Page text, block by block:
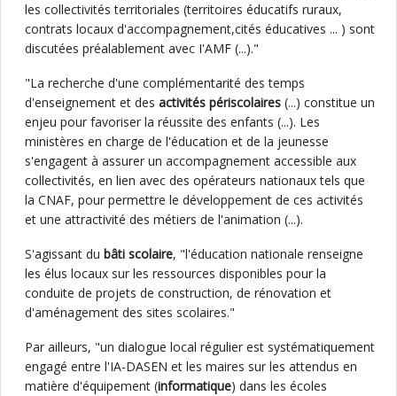
les collectivités territoriales (territoires éducatifs ruraux,
contrats locaux d'accompagnement,cités éducatives ... ) sont
discutées préalablement avec I'AMF (...)."
"La recherche d'une complémentarité des temps
d'enseignement et des activités périscolaires (...) constitue un
enjeu pour favoriser la réussite des enfants (...). Les
ministères en charge de l'éducation et de la jeunesse
s'engagent à assurer un accompagnement accessible aux
collectivités, en lien avec des opérateurs nationaux tels que
la CNAF, pour permettre le développement de ces activités
et une attractivité des métiers de l'animation (...).
S'agissant du bâti scolaire, "l'éducation nationale renseigne
les élus locaux sur les ressources disponibles pour la
conduite de projets de construction, de rénovation et
d'aménagement des sites scolaires."
Par ailleurs, "un dialogue local régulier est systématiquement
engagé entre l'IA-DASEN et les maires sur les attendus en
matière d'équipement (informatique) dans les écoles